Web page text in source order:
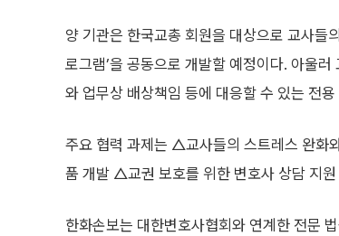
양 기관은 한국교총 회원을 대상으로 교사들
로그램’을 공동으로 개발할 예정이다. 아울
와 업무상 배상책임 등에 대응할 수 있는 전
주요 협력 과제는 △교사들의 스트레스 완화
품 개발 △교권 보호를 위한 변호사 상담 지
한화손보는 대한변호사협회와 연계한 전문